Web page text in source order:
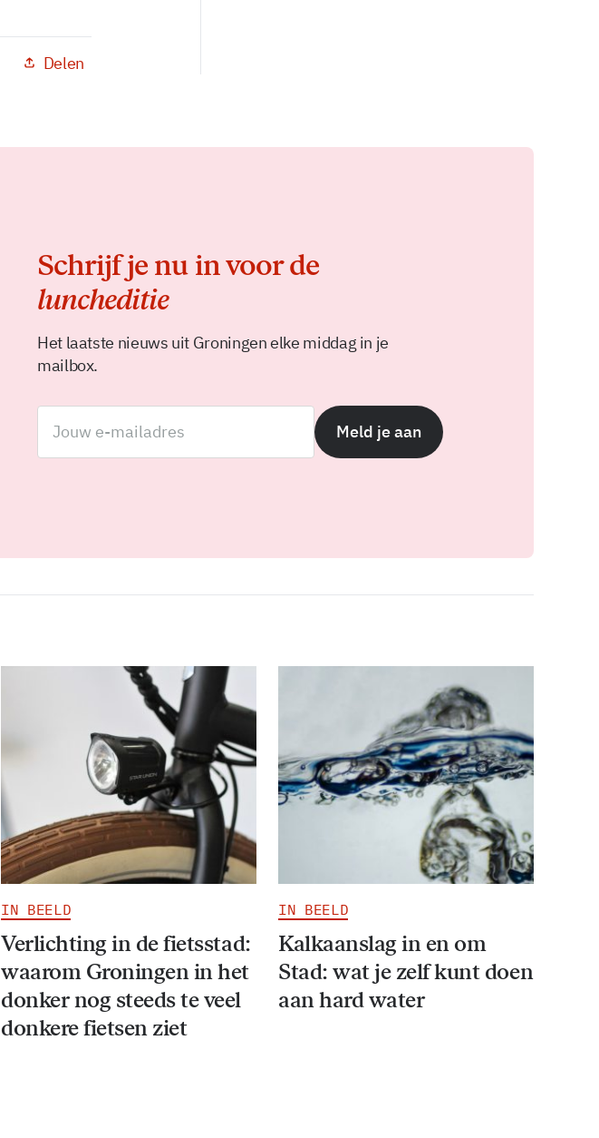
Delen
Schrijf je nu in voor de
luncheditie
Het laatste nieuws uit Groningen elke middag in je
mailbox.
Meld je aan
IN BEELD
Verlichting in de fietsstad:
waarom Groningen in het
donker nog steeds te veel
donkere fietsen ziet
IN BEELD
Kalkaanslag in en om
Stad: wat je zelf kunt doen
aan hard water